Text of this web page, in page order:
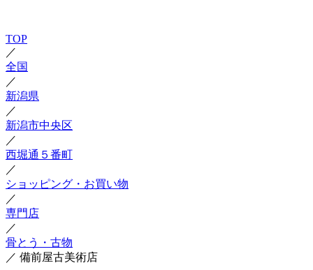
TOP
／
全国
／
新潟県
／
新潟市中央区
／
西堀通５番町
／
ショッピング・お買い物
／
専門店
／
骨とう・古物
／ 備前屋古美術店